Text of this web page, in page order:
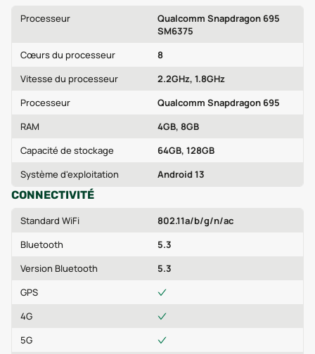
Processeur
Qualcomm Snapdragon 695
SM6375
Cœurs du processeur
8
Vitesse du processeur
2.2GHz, 1.8GHz
Processeur
Qualcomm Snapdragon 695
RAM
4GB, 8GB
Capacité de stockage
64GB, 128GB
Système d'exploitation
Android 13
CONNECTIVITÉ
Standard WiFi
802.11a/b/g/n/ac
Bluetooth
5.3
Version Bluetooth
5.3
GPS
4G
5G